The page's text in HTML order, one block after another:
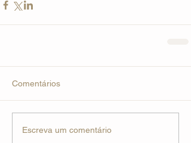
Comentários
Escreva um comentário